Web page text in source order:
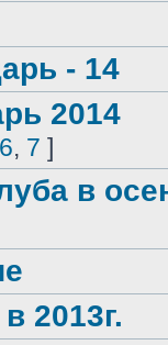
- 14
2014
6, 7 ]
в
2013г.